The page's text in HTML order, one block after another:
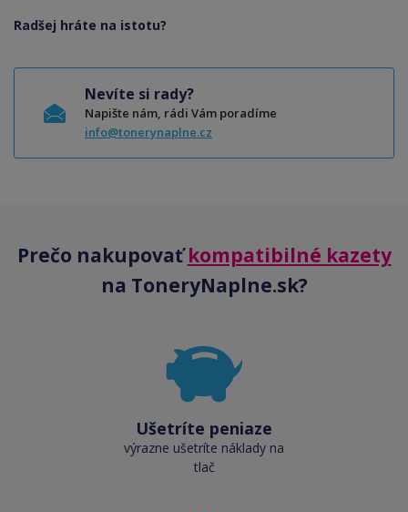
Radšej hráte na istotu?
Nevíte si rady?
Napište nám, rádi Vám poradíme
info@tonerynaplne.cz
Prečo nakupovaťkompatibilné kazety
na ToneryNaplne.sk?
Ušetríte peniaze
výrazne ušetríte náklady na
tlač